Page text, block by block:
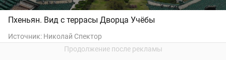
Пхеньян. Вид с террасы Дворца Учёбы
Источник: Николай Спектор